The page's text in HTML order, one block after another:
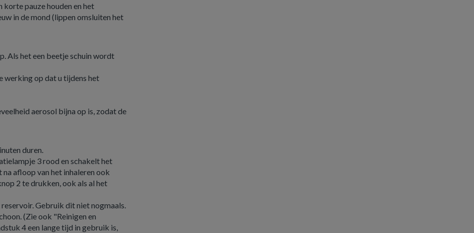
korte pauze houden en het
in de mond (lippen omsluiten het
Als het een beetje schuin wordt
werking op dat u tijdens het
aerosol bijna op is, zodat de
duren.
3 rood en schakelt het
afloop van het inhaleren ook
2 te drukken, ook als al het
Gebruik dit niet nogmaals.
(Zie ook "Reinigen en
4 een lange tijd in gebruik is,